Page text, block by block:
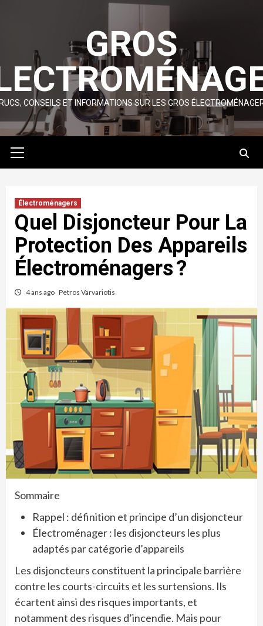
GROS
CONSEILS ET INFORMATIONS SUR LES GROS
Menu
Électroménagers
Quel Disjoncteur Pour La
Protection Des Appareils
Électroménagers ?
4 ans ago Petros Varvariotis
Sommaire
Rappel : définition et principe d’un disjoncteur
Électroménager : les disjoncteurs les plus
adaptés par catégorie d’appareils
Les disjoncteurs constituent la principale barrière
contre les courts-circuits et les surtensions. Ils
écartent ainsi des risques importants, et
notamment des risques d’incendie. Mais pour